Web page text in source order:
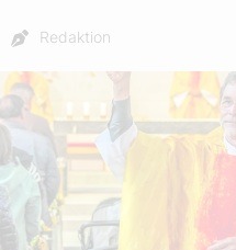
Autor:
Redaktion